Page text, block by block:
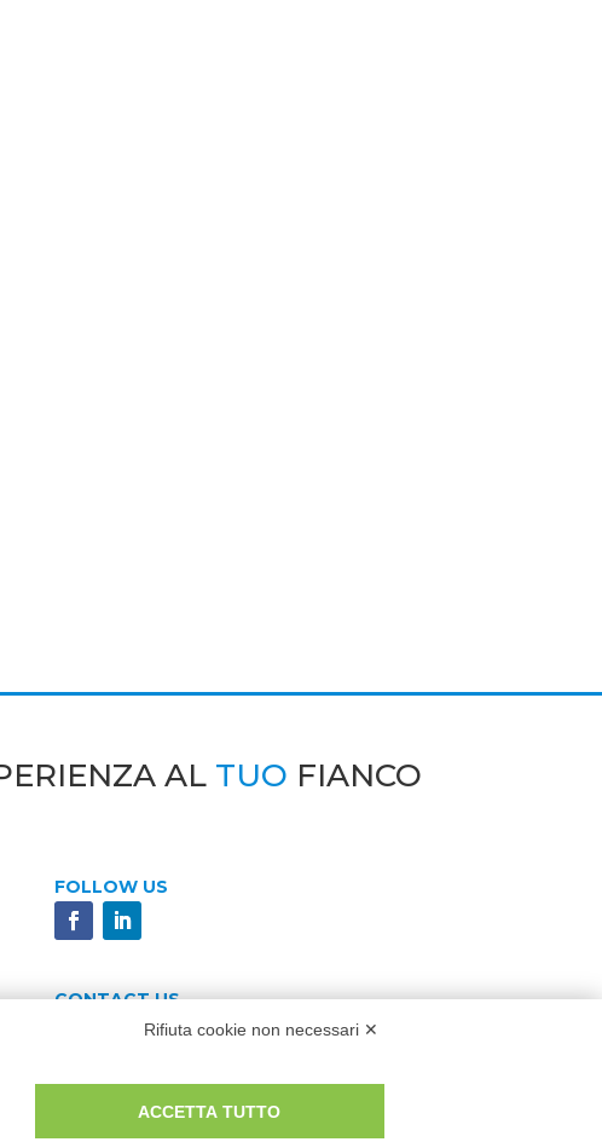
AL TUO FIANCO
FOLLOW US
CONTACT US
10.500,00 i.v. | © 2022 Eco Sistemi
Rifiuta cookie non necessari ✕
ACCETTA TUTTO